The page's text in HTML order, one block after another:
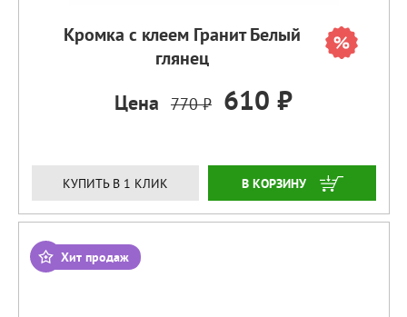
Кромка с клеем Гранит Белый
глянец
Цена 770 ₽ 610 ₽
КУПИТЬ В 1 КЛИК ЗАКАЗАТЬ
Хит продаж